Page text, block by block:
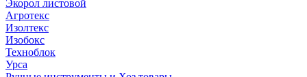
Экорол листовой
Агротекс
Изолтекс
Изобокс
Техноблок
Урса